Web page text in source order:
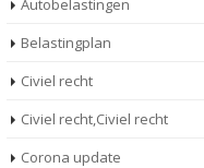
Autobelastingen
Belastingplan
Civiel recht
Civiel recht,Civiel recht
Corona update